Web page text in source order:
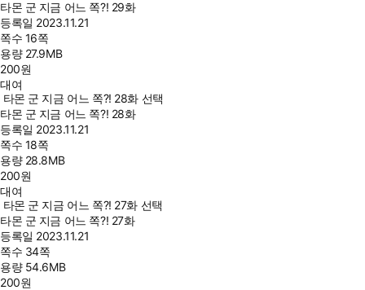
타몬 군 지금 어느 쪽?! 29화
등록일 2023.11.21
쪽수 16쪽
용량 27.9MB
200원
대여
타몬 군 지금 어느 쪽?! 28화 선택
타몬 군 지금 어느 쪽?! 28화
등록일 2023.11.21
쪽수 18쪽
용량 28.8MB
200원
대여
타몬 군 지금 어느 쪽?! 27화 선택
타몬 군 지금 어느 쪽?! 27화
등록일 2023.11.21
쪽수 34쪽
용량 54.6MB
200원